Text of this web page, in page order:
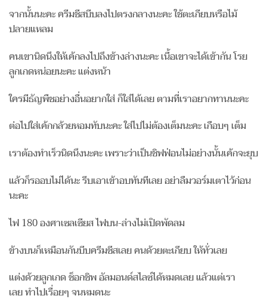
จากนั้นนะคะ ครีมชีสบีบลงไปตรงกลางนะคะ ใช้ตะเกียบหรือไม้
ปลายแหลม
คนเขานิดนึงให้เค้กลงไปถึงข้างล่างนะคะ เนื้อเขาจะได้เข้ากัน โรย
ลูกเกดหน่อยนะคะ แต่งหน้า
ใครมีธัญพืชอย่างอื่นอยากใส่ ก็ใส่ได้เลย ตามที่เราอยากทานนะคะ
ต่อไปใส่เค้กกล้วยหอมทับนะคะ ใส่ไปไม่ต้องเต็มนะคะ เกือบๆ เต็ม
เราต้องทำเร็วนิดนึงนะคะ เพราะว่าเป็นชิฟฟ่อนไม่อย่างนั้นเค้กจะยุบ
แล้วก็รออบไม่ได้นะ รีบเอาเข้าอบทันทีเลย อย่าลืมวอร์มเตาไว้ก่อน
นะคะ
ไฟ 180 องศาเซลเซียส ไฟบน-ล่างไม่เปิดพัดลม
ข้างบนก็เหมือนกันบีบครีมชีสเลย คนด้วยตะเกียบ ให้ทั่วเลย
แต่งด้วยลูกเกด ช็อกชิพ อัลมอนด์สไลซ์ได้หมดเลย แล้วแต่เรา
เลย ทำไปเรื่อยๆ จนหมดนะ